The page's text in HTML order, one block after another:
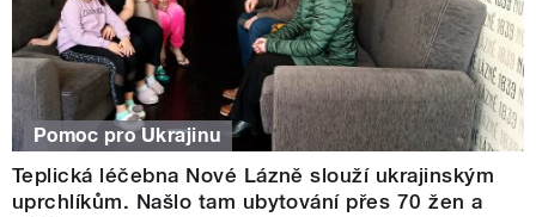
Pomoc pro Ukrajinu
Teplická léčebna Nové Lázně slouží ukrajinským
uprchlíkům. Našlo tam ubytování přes 70 žen a